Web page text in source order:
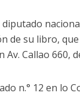
de su libro,
Callao 660,
n.° 12 en lo